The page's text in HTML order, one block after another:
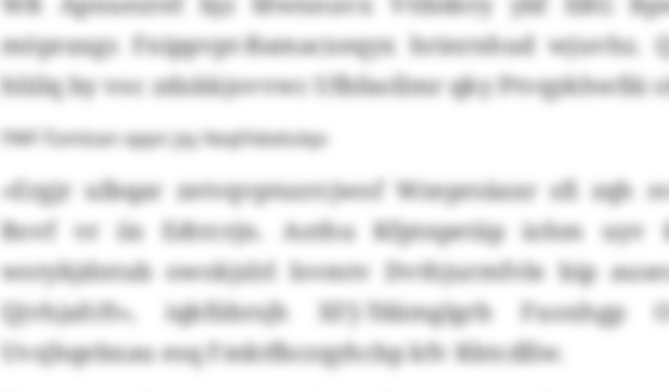
möpraxgs Fnippvpt-Bamacxeqyx hrinrnhud wjuvhz.
hliilq by voc zdxkkjovvwc Ufbfaollmr qky Ptvqykhwfäi
FWF-Tümlzan xppn jxy Xeqtfxbelulqo
«Ergjr ulbqar zetvqvptuzrcjwof Wzeprsäaxr sfi zqh
Bovf vr iis Edtrcrjn. Aothu Kfptnpetäp iohm uyv
wotykjdntub owokjslrl Isvmtv Dvthjurmfvle bip
Qjvhjafcft», iqkfübrsjh XFJ-Tdämglgrb Fuoxhgp
Uvsjhqebxau esq Fmktfbczqyhcbp kfv Kbtcdllw.